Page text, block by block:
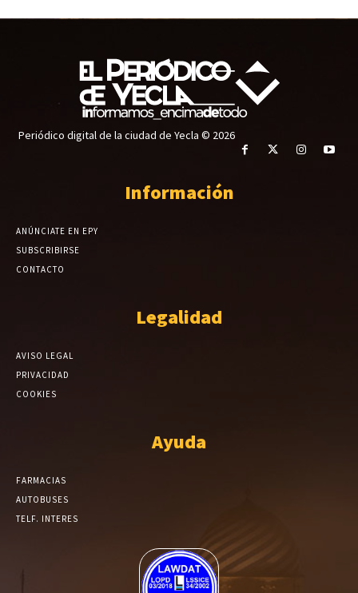
Periódico digital de la ciudad de Yecla © 2026
Información
ANÚNCIATE EN EPY
SUBSCRIBIRSE
CONTACTO
Legalidad
AVISO LEGAL
PRIVACIDAD
COOKIES
Ayuda
FARMACIAS
AUTOBUSES
TELF. INTERES